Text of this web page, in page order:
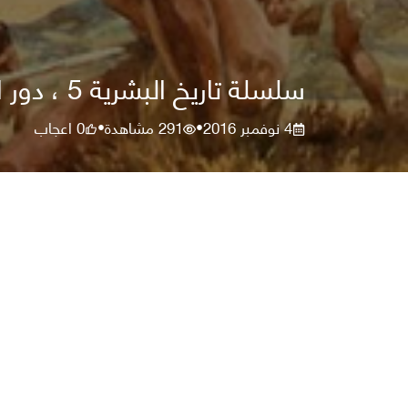
سلسلة تاريخ البشرية 5 ، دور النار في وصول الانسان الى قمة هرم السلسلة الغذائية
4 نوفمبر 2016 •
291مشاهدة•
0اعجاب